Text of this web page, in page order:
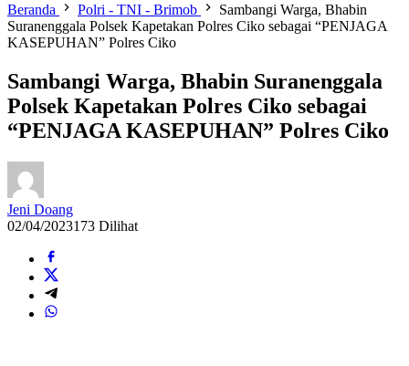
Beranda
Polri - TNI - Brimob
Sambangi Warga, Bhabin
Suranenggala Polsek Kapetakan Polres Ciko sebagai “PENJAGA
KASEPUHAN” Polres Ciko
Sambangi Warga, Bhabin Suranenggala
Polsek Kapetakan Polres Ciko sebagai
“PENJAGA KASEPUHAN” Polres Ciko
Jeni Doang
02/04/2023173 Dilihat